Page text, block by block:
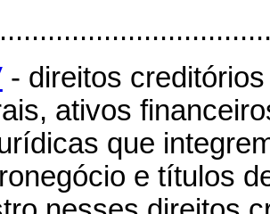
- direitos
ativos
que
e títulos